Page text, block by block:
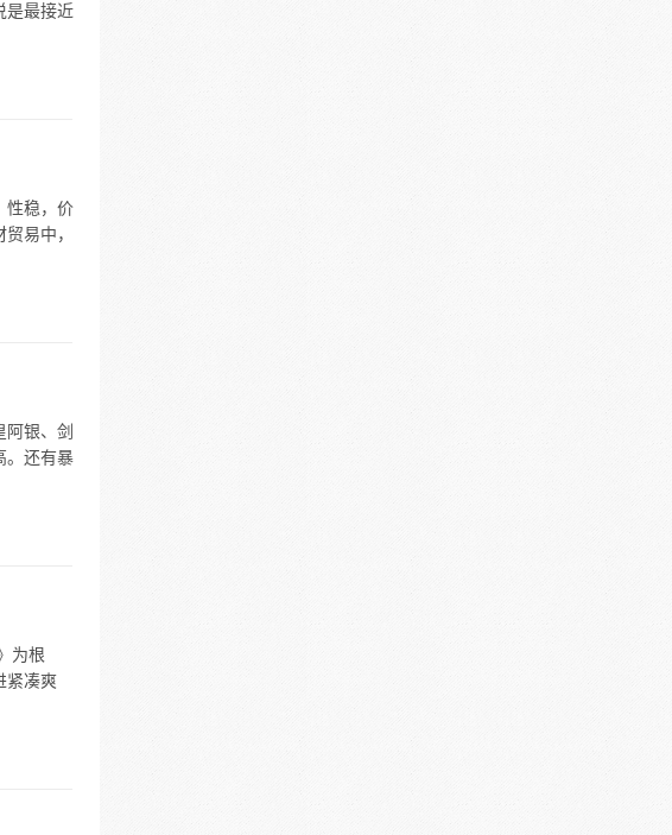
是最接近
性稳，价
易中，
银、剑
。还有暴
为根
紧凑爽